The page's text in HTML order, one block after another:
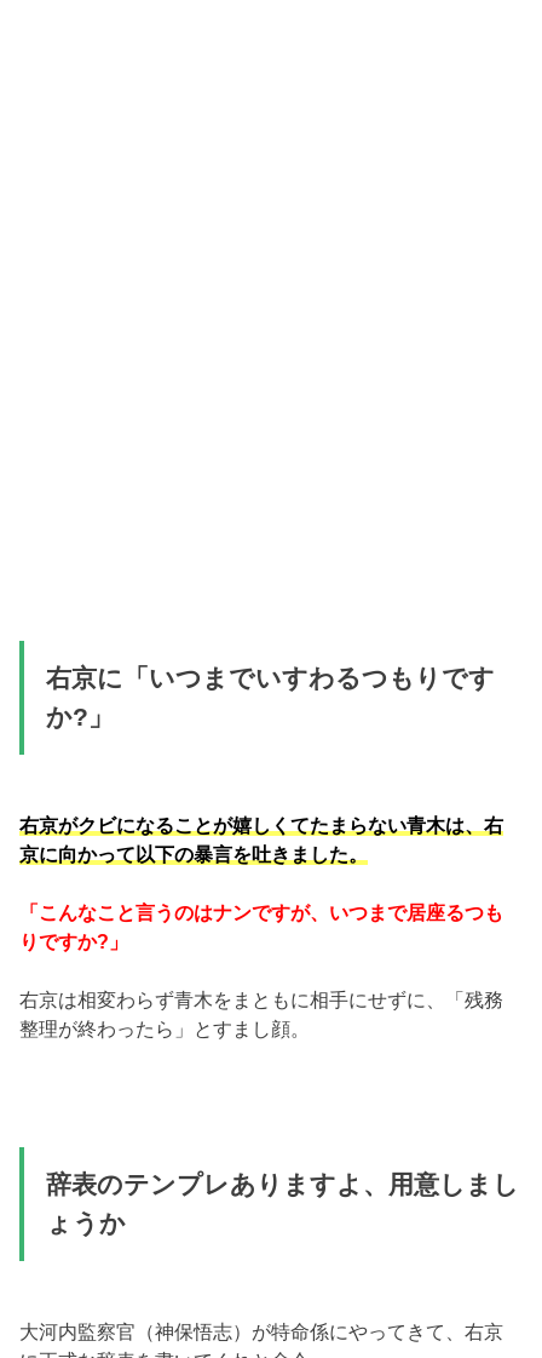
右京に「いつまでいすわるつもりです
か?」
右京がクビになることが嬉しくてたまらない青木は、右
京に向かって以下の暴言を吐きました。
「こんなこと言うのはナンですが、いつまで居座るつも
りですか?」
右京は相変わらず青木をまともに相手にせずに、「残務
整理が終わったら」とすまし顔。
辞表のテンプレありますよ、用意しまし
ょうか
大河内監察官（神保悟志）が特命係にやってきて、右京